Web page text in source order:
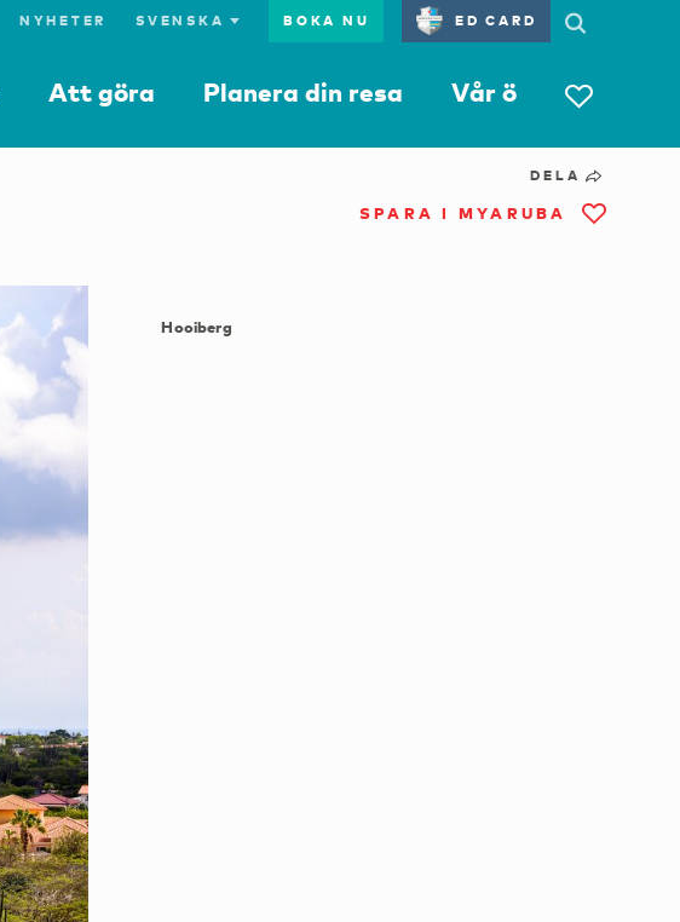
NYHETER BOKA NU ED CARD
Att göra Planera din resa Vår ö
DELA
SPARA I MYARUBA
Hooiberg